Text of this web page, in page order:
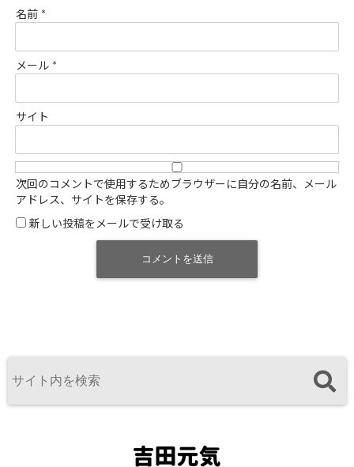
名前 *
メール *
サイト
次回のコメントで使用するためブラウザーに自分の名前、メール
アドレス、サイトを保存する。
新しい投稿をメールで受け取る